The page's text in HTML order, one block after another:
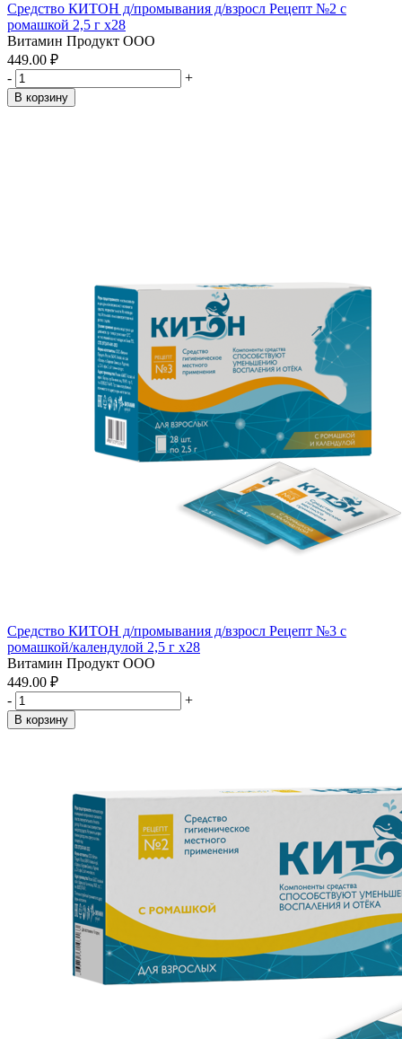
Средство КИТОН д/промывания д/взросл Рецепт №2 с
ромашкой 2,5 г x28
Витамин Продукт ООО
449.00 ₽
-
+
В корзину
Средство КИТОН д/промывания д/взросл Рецепт №3 с
ромашкой/календулой 2,5 г x28
Витамин Продукт ООО
449.00 ₽
-
+
В корзину